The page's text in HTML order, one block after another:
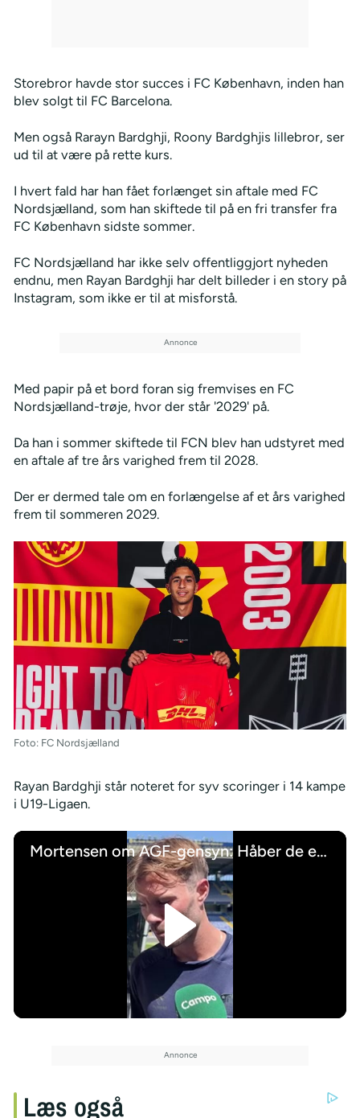
Storebror havde stor succes i FC København, inden han
blev solgt til FC Barcelona.
Men også Rarayn Bardghji, Roony Bardghjis lillebror, ser
ud til at være på rette kurs.
I hvert fald har han fået forlænget sin aftale med FC
Nordsjælland, som han skiftede til på en fri transfer fra
FC København sidste sommer.
FC Nordsjælland har ikke selv offentliggjort nyheden
endnu, men Rayan Bardghji har delt billeder i en story på
Instagram, som ikke er til at misforstå.
Med papir på et bord foran sig fremvises en FC
Nordsjælland-trøje, hvor der står '2029' på.
Da han i sommer skiftede til FCN blev han udstyret med
en aftale af tre års varighed frem til 2028.
Der er dermed tale om en forlængelse af et års varighed
frem til sommeren 2029.
Foto: FC Nordsjælland
Rayan Bardghji står noteret for syv scoringer i 14 kampe
i U19-Ligaen.
Mortensen om AGF-gensyn: Håber de er søde ved mig